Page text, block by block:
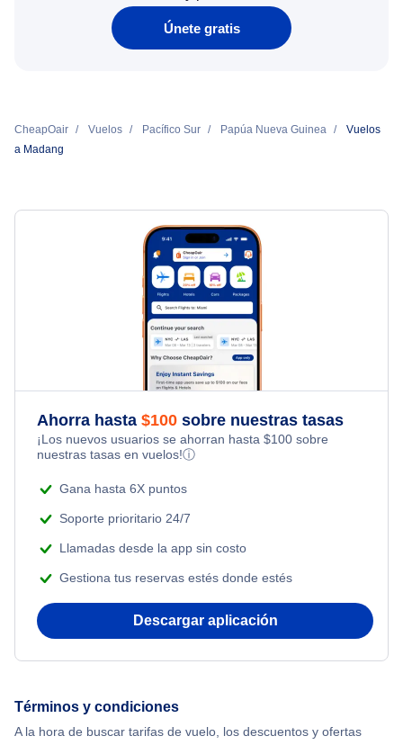
Únete gratis
CheapOair Vuelos Pacífico Sur Papúa Nueva Guinea
Vuelos
a Madang
Ahorra hasta $100 sobre nuestras tasas
¡Los nuevos usuarios se ahorran hasta $100 sobre
nuestras tasas en vuelos!ⓘ
Gana hasta 6X puntos
Soporte prioritario 24/7
Llamadas desde la app sin costo
Gestiona tus reservas estés donde estés
Descargar aplicación
Términos y condiciones
A la hora de buscar tarifas de vuelo, los descuentos y ofertas